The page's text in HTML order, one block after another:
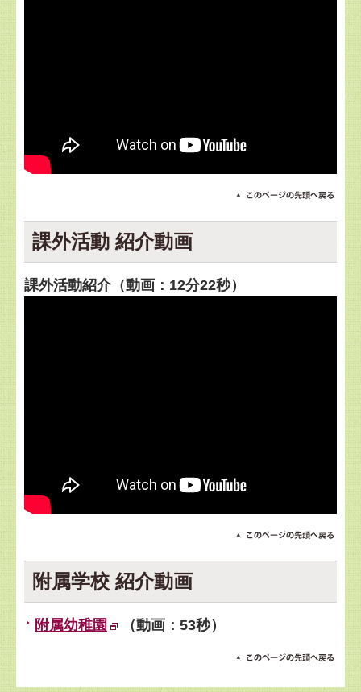
課外活動 紹介動画
課外活動紹介（動画：12分22秒）
附属学校 紹介動画
附属幼稚園 （動画：53秒）